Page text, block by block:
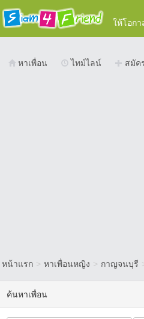
ให้โอก
หาเพื่อน ไทม์ไลน์ สมัค
หน้าแรก > หาเพื่อนหญิง > กาญจนบุรี
ค้นหาเพื่อน